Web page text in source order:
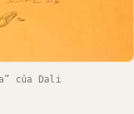
của Dali